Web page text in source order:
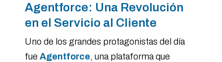
Agentforce: Una Revolución
en el Servicio al Cliente
Uno de los grandes protagonistas del día
fue Agentforce, una plataforma que